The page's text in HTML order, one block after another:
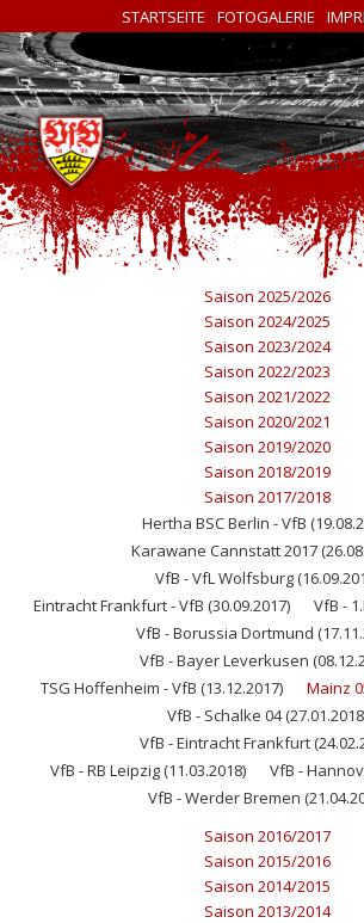
STARTSEITE FOTOGALERIE
Saison 2025/2026
Saison 2024/2025
Saison 2023/2024
Saison 2022/2023
Saison 2021/2022
Saison 2020/2021
Saison 2019/2020
Saison 2018/2019
Saison 2017/2018
Hertha BSC Berlin - VfB
Karawane Cannstatt 2017
VfB - VfL Wolfsburg
Eintracht Frankfurt - VfB (30.09.2017)
VfB -
VfB - Borussia Dortmund
VfB - Bayer Leverkusen
TSG Hoffenheim - VfB (13.12.2017)
Mainz
VfB - Schalke 04
VfB - Eintracht Frankfurt
VfB - RB Leipzig (11.03.2018)
VfB -
VfB - Werder Bremen
Saison 2016/2017
Saison 2015/2016
Saison 2014/2015
Saison 2013/2014